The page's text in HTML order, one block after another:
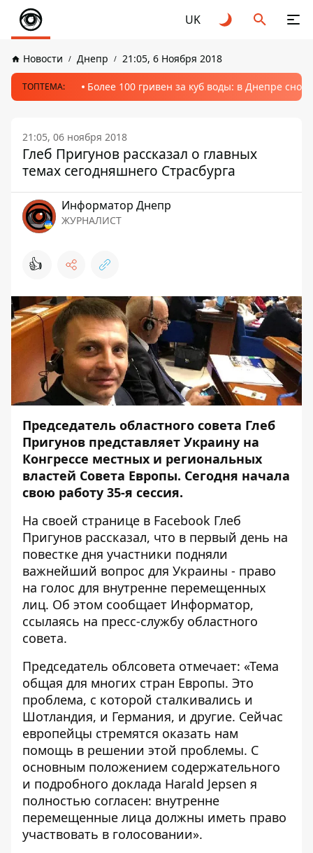
UK
Новости Днепр 21:05, 6 Ноября 2018
ТОПТЕМА: Более 100 гривен за куб воды: в Днепре
21:05, 06 ноября 2018
Глеб Пригунов рассказал о главных
темах сегодняшнего Страсбурга
Информатор Днепр
ЖУРНАЛИСТ
👍
Председатель областного совета Глеб
Пригунов представляет Украину на
Конгрессе местных и региональных
властей Совета Европы. Сегодня начала
свою работу 35-я сессия.
На своей странице в Facebook Глеб
Пригунов рассказал, что в первый день на
повестке дня участники подняли
важнейший вопрос для Украины - право
на голос для внутренне перемещенных
лиц. Об этом сообщает Информатор,
ссылаясь на пресс-службу областного
совета.
Председатель облсовета отмечает: «Тема
общая для многих стран Европы. Это
проблема, с которой сталкивались и
Шотландия, и Германия, и другие. Сейчас
европейцы стремятся оказать нам
помощь в решении этой проблемы. С
основным положением содержательного
и подробного доклада Harald Jepsen я
полностью согласен: внутренне
перемещенные лица должны иметь право
участвовать в голосовании».